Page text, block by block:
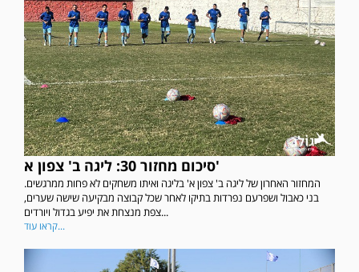
סיכום מחזור 30: ליגה ב' צפון א'
המחזור האחרון של ליגה ב' צפון א' בליגה ואיתו משחקים לא פחות ממרגשים.
בני כאבול ושפרעם נפרדות בתיקו לאחר שכל קבוצה מבקיעה שישה שערים,
צפת מנצחת את יפיע בגדול ויורדים...
קראו עוד...